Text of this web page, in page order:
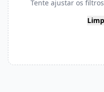
Tente ajustar os